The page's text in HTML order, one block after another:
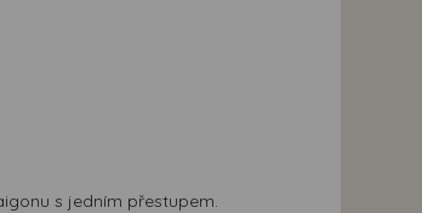
s jedním přestupem.